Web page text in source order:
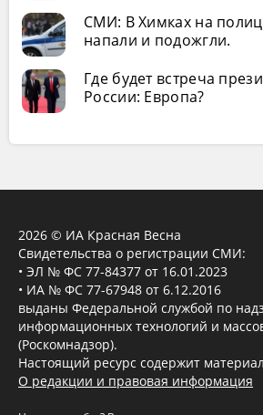
СМИ: В Химках на
напали и подожгли.
Где будет встреча
России: Европа?
2026 © ИА Красная Весна
Свидетельства о регистрации СМИ:
• ЭЛ № ФС 77-84377 от 16.01.2023
• ИА № ФС 77-67948 от 6.12.2016
выданы Федеральной службой по
информационных технологий и
(Роскомнадзор).
Настоящий ресурс содержит
О редакции и правовая информация